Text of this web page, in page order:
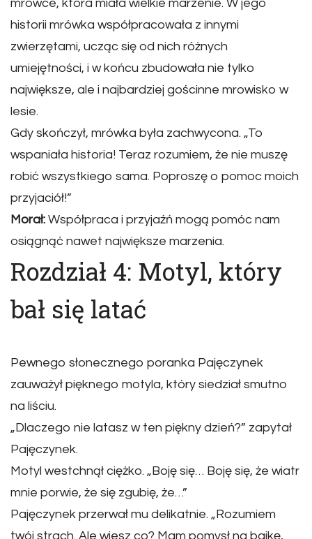
mrówce, która miała wielkie marzenie. W jego
historii mrówka współpracowała z innymi
zwierzętami, ucząc się od nich różnych
umiejętności, i w końcu zbudowała nie tylko
największe, ale i najbardziej gościnne mrowisko w
lesie.
Gdy skończył, mrówka była zachwycona. „To
wspaniała historia! Teraz rozumiem, że nie muszę
robić wszystkiego sama. Poproszę o pomoc moich
przyjaciół!”
Morał: Współpraca i przyjaźń mogą pomóc nam
osiągnąć nawet największe marzenia.
Rozdział 4: Motyl, który
bał się latać
Pewnego słonecznego poranka Pajęczynek
zauważył pięknego motyla, który siedział smutno
na liściu.
„Dlaczego nie latasz w ten piękny dzień?” zapytał
Pajęczynek.
Motyl westchnął ciężko. „Boję się… Boję się, że wiatr
mnie porwie, że się zgubię, że…”
Pajęczynek przerwał mu delikatnie. „Rozumiem
twój strach. Ale wiesz co? Mam pomysł na bajkę,